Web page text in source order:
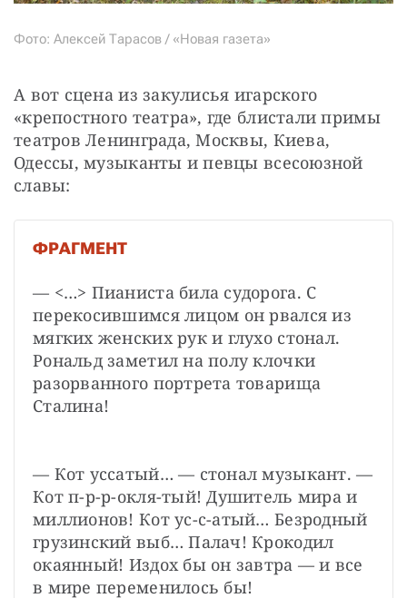
Фото: Алексей Тарасов / «Новая газета»
А вот сцена из закулисья игарского
«крепостного театра», где блистали примы
театров Ленинграда, Москвы, Киева,
Одессы, музыканты и певцы всесоюзной
славы:
ФРАГМЕНТ
— <…> Пианиста била судорога. С
перекосившимся лицом он рвался из
мягких женских рук и глухо стонал.
Рональд заметил на полу клочки
разорванного портрета товарища
Сталина!
— Кот уссатый… — стонал музыкант. —
Кот п-р-р-окля-тый! Душитель мира и
миллионов! Кот ус-с-атый… Безродный
грузинский выб… Палач! Крокодил
окаянный! Издох бы он завтра — и все
в мире переменилось бы!